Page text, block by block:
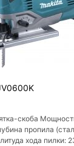
скоба
пропила
хода пилки: